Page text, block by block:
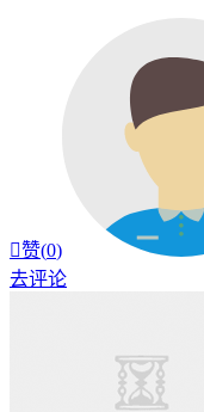
赞(0)
去评论